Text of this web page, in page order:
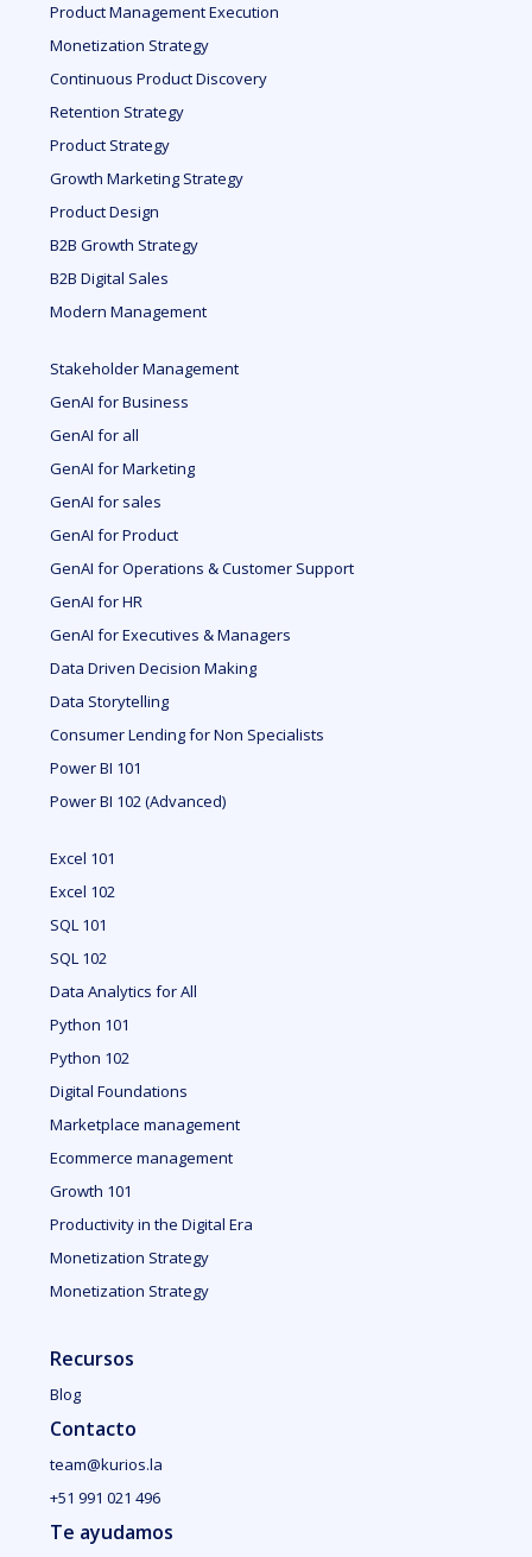
Product Management Execution
Monetization Strategy
Continuous Product Discovery
Retention Strategy
Product Strategy
Growth Marketing Strategy
Product Design
B2B Growth Strategy
B2B Digital Sales
Modern Management
Stakeholder Management
GenAI for Business
GenAI for all
GenAI for Marketing
GenAI for sales
GenAI for Product
GenAI for Operations & Customer Support
GenAI for HR
GenAI for Executives & Managers
Data Driven Decision Making
Data Storytelling
Consumer Lending for Non Specialists
Power BI 101
Power BI 102 (Advanced)
Excel 101
Excel 102
SQL 101
SQL 102
Data Analytics for All
Python 101
Python 102
Digital Foundations
Marketplace management
Ecommerce management
Growth 101
Productivity in the Digital Era
Monetization Strategy
Monetization Strategy
Recursos
Blog
Contacto
team@kurios.la
+51 991 021 496
Te ayudamos